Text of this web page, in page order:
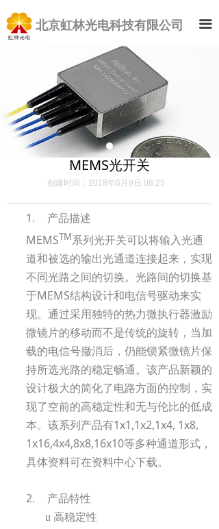
끀
北京虹林光电科技有限公司
MEMS光开关
创建时间： 2018年6月9日 08:25
1. 产品描述
MEMSTM系列光开关可以将输入光通
道和被选的输出光通道连接起来，实现
不同光路之间的切换。光路间的切换基
于MEMS结构设计和电信号驱动来实
现。通过采用独特的热力微执行器激励
微镜片的移动而不是传统的旋转，当加
载的电信号撤消后，仍能锁紧微镜片保
持所选光路的稳定畅通。该产品新颖的
设计极大的简化了电路方面的控制，实
现了空前的高稳定性和无与伦比的低成
本。该系列产品有1x1,1x2,1x4, 1x8,
1x16,4x4,8x8,16x10等多种通道形式，
具体资料可在资料中心下载。
2.
产品特性
u 高稳定性